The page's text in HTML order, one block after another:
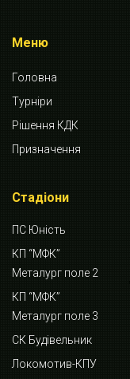
Меню
Головна
Турніри
Рішення КДК
Призначення
Стадіони
ПС Юність
КП “МФК”
Металург поле 2
КП “МФК”
Металург поле 3
СК Будівельник
Локомотив-КПУ